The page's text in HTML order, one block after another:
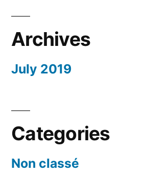
Archives
July 2019
Categories
Non classé